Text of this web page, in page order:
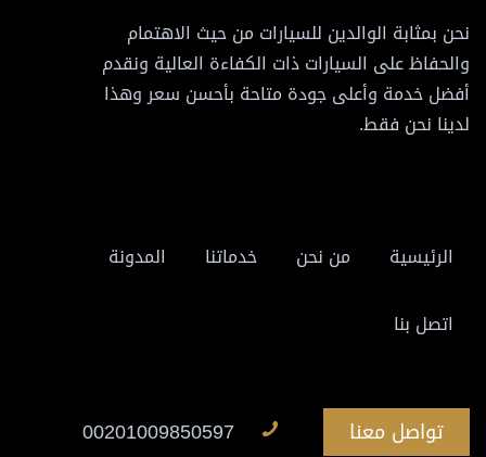
نحن بمثابة الوالدين للسيارات من حيث الاهتمام
والحفاظ على السيارات ذات الكفاءة العالية ونقدم
أفضل خدمة وأعلى جودة متاحة بأحسن سعر وهذا
لدينا نحن فقط.
الرئيسية من نحن خدماتنا
المدونة
اتصل بنا
تواصل معنا 00201009850597